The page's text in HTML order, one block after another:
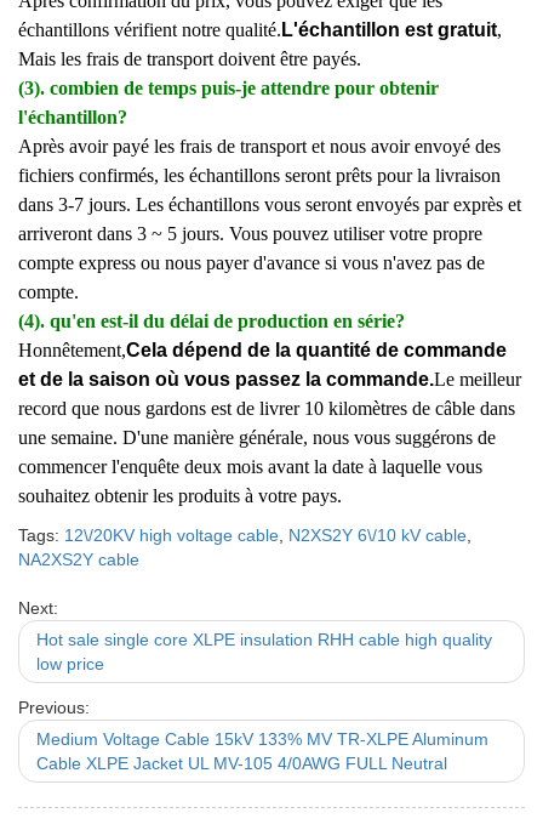
échantillons vérifient notre qualité. L'échantillon est gratuit,
Mais les frais de transport doivent être payés.
(3). combien de temps puis-je attendre pour obtenir
l'échantillon?
Après avoir payé les frais de transport et nous avoir envoyé des
fichiers confirmés, les échantillons seront prêts pour la livraison
dans 3-7 jours. Les échantillons vous seront envoyés par exprès et
arriveront dans 3 ~ 5 jours. Vous pouvez utiliser votre propre
compte express ou nous payer d'avance si vous n'avez pas de
compte.
(4). qu'en est-il du délai de production en série?
Honnêtement,Cela dépend de la quantité de commande
et de la saison où vous passez la commande.Le meilleur
record que nous gardons est de livrer 10 kilomètres de câble dans
une semaine. D'une manière générale, nous vous suggérons de
commencer l'enquête deux mois avant la date à laquelle vous
souhaitez obtenir les produits à votre pays.
Tags: 12\/20KV high voltage cable N2XS2Y 6\/10 kV cable
NA2XS2Y cable
Next:
Hot sale single core XLPE insulation RHH cable high quality
low price
Previous:
Medium Voltage Cable 15kV 133% MV TR-XLPE Aluminum
Cable XLPE Jacket UL MV-105 4/0AWG FULL Neutral